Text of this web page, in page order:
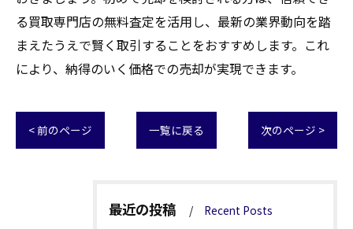
る買取専門店の無料査定を活用し、最新の業界動向を踏
まえたうえで賢く取引することをおすすめします。これ
により、納得のいく価格での売却が実現できます。
< 前のページ 一覧に戻る 次のページ >
最近の投稿 Recent Posts